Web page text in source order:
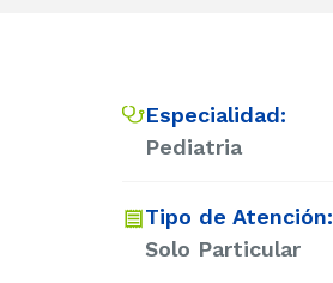
Especialidad:
Pediatria
Tipo de Atención:
Solo Particular